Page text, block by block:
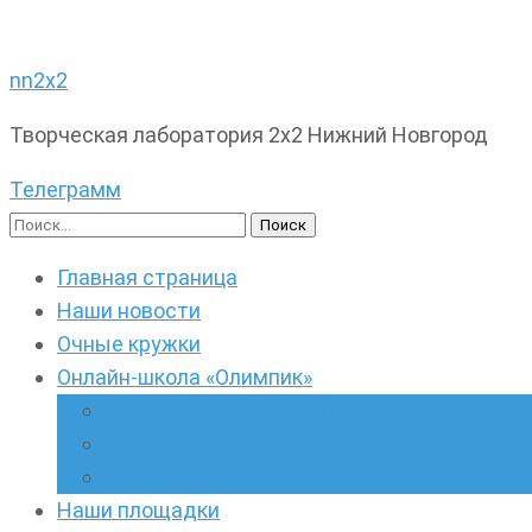
nn2x2
Творческая лаборатория 2х2 Нижний Новгород
Телеграмм
Найти:
Главная страница
Наши новости
Очные кружки
Онлайн-школа «Олимпик»
Наши площадки